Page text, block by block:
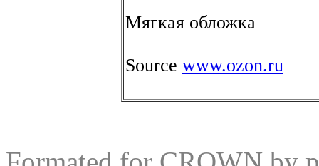
Мягкая обложка
Source www.ozon.ru